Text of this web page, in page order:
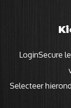
LoginSecure
Selecteer